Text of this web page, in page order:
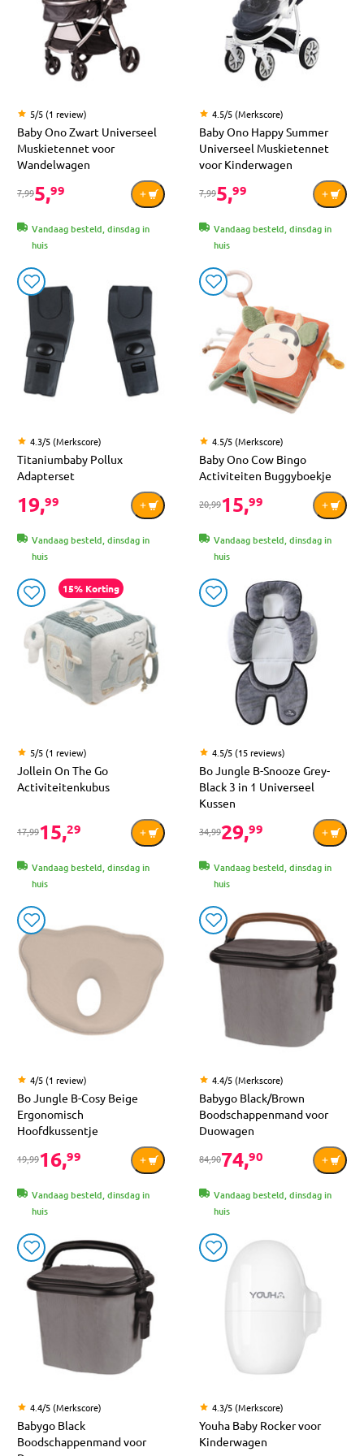
5/5 (1 review)
Baby Ono Zwart Universeel
Muskietennet voor
Wandelwagen
7,995,99
Vandaag besteld, dinsdag in
huis
4.5/5 (Merkscore)
Baby Ono Happy Summer
Universeel Muskietennet
voor Kinderwagen
7,995,99
Vandaag besteld, dinsdag in
huis
4.3/5 (Merkscore)
Titaniumbaby Pollux
Adapterset
19,99
Vandaag besteld, dinsdag in
huis
4.5/5 (Merkscore)
Baby Ono Cow Bingo
Activiteiten Buggyboekje
20,9915,99
Vandaag besteld, dinsdag in
huis
15% Korting
5/5 (1 review)
Jollein On The Go
Activiteitenkubus
17,9915,29
Vandaag besteld, dinsdag in
huis
4.5/5 (15 reviews)
Bo Jungle B-Snooze Grey-
Black 3 in 1 Universeel
Kussen
34,9929,99
Vandaag besteld, dinsdag in
huis
4/5 (1 review)
Bo Jungle B-Cosy Beige
Ergonomisch
Hoofdkussentje
19,9916,99
Vandaag besteld, dinsdag in
huis
4.4/5 (Merkscore)
Babygo Black/Brown
Boodschappenmand voor
Duowagen
84,9074,90
Vandaag besteld, dinsdag in
huis
4.4/5 (Merkscore)
Babygo Black
Boodschappenmand voor
4.3/5 (Merkscore)
Youha Baby Rocker voor
Kinderwagen